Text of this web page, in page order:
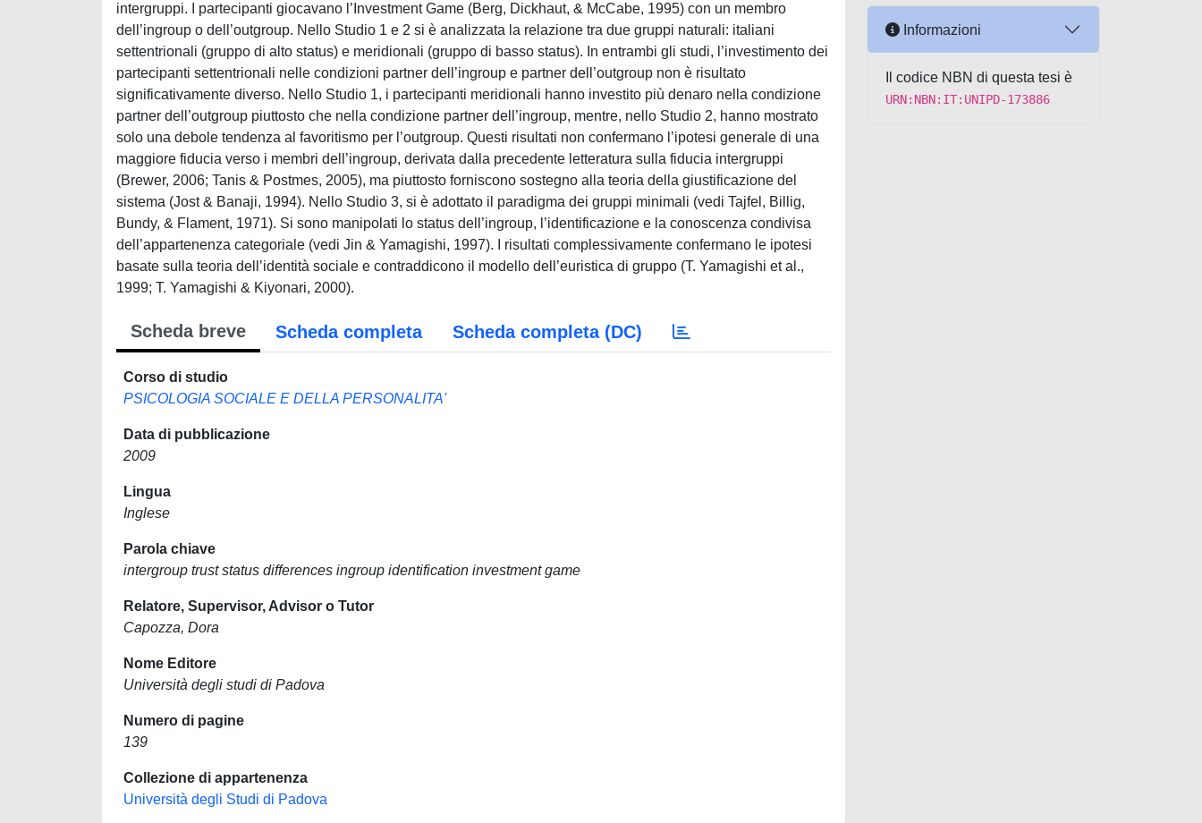
intergruppi. I partecipanti giocavano l’Investment Game (Berg, Dickhaut, & McCabe, 1995) con un membro
dell’ingroup o dell’outgroup. Nello Studio 1 e 2 si è analizzata la relazione tra due gruppi naturali: italiani
settentrionali (gruppo di alto status) e meridionali (gruppo di basso status). In entrambi gli studi, l’investimento dei
partecipanti settentrionali nelle condizioni partner dell’ingroup e partner dell’outgroup non è risultato
significativamente diverso. Nello Studio 1, i partecipanti meridionali hanno investito più denaro nella condizione
partner dell’outgroup piuttosto che nella condizione partner dell’ingroup, mentre, nello Studio 2, hanno mostrato
solo una debole tendenza al favoritismo per l’outgroup. Questi risultati non confermano l’ipotesi generale di una
maggiore fiducia verso i membri dell’ingroup, derivata dalla precedente letteratura sulla fiducia intergruppi
(Brewer, 2006; Tanis & Postmes, 2005), ma piuttosto forniscono sostegno alla teoria della giustificazione del
sistema (Jost & Banaji, 1994). Nello Studio 3, si è adottato il paradigma dei gruppi minimali (vedi Tajfel, Billig,
Bundy, & Flament, 1971). Si sono manipolati lo status dell’ingroup, l’identificazione e la conoscenza condivisa
dell’appartenenza categoriale (vedi Jin & Yamagishi, 1997). I risultati complessivamente confermano le ipotesi
basate sulla teoria dell’identità sociale e contraddicono il modello dell’euristica di gruppo (T. Yamagishi et al.,
1999; T. Yamagishi & Kiyonari, 2000).
Scheda breve Scheda completa Scheda completa (DC)
Corso di studio
PSICOLOGIA SOCIALE E DELLA PERSONALITA'
Data di pubblicazione
2009
Lingua
Inglese
Parola chiave
intergroup trust status differences ingroup identification investment game
Relatore, Supervisor, Advisor o Tutor
Capozza, Dora
Nome Editore
Università degli studi di Padova
Numero di pagine
139
Collezione di appartenenza
Università degli Studi di Padova
Informazioni
Il codice NBN di questa tesi è
URN:NBN:IT:UNIPD-173886